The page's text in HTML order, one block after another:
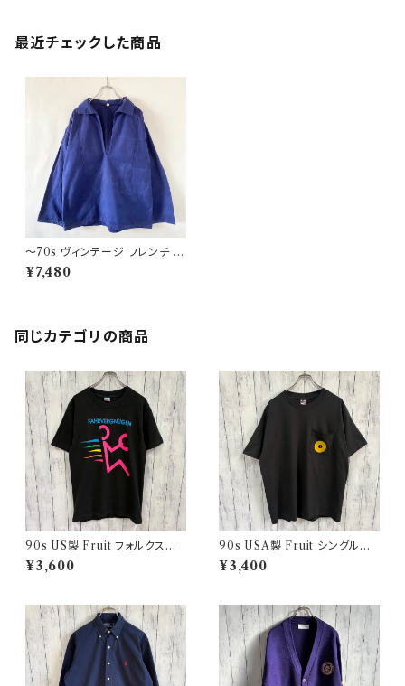
最近チェックした商品
〜70s ヴィンテージ フレンチ フ
ィッシャーマンシャツ スモック
ユーロ 古着
¥7,480
同じカテゴリの商品
90s US製 Fruit フォルクスワ
ーゲン シングルステッチTシャツ
ヴィンテージTシャツ アド 企業
¥3,600
90s USA製 Fruit シングルス
テッチTシャツ ポケットT scree
nstars ヴィンテージ
¥3,400